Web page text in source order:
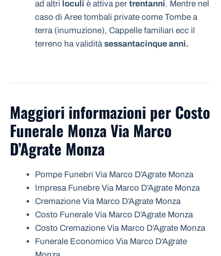
ad altri loculi è attiva per trentanni. Mentre nel
caso di Aree tombali private come Tombe a
terra (inumuzione), Cappelle familiari ecc il
terreno ha validità sessantacinque anni.
Maggiori informazioni per Costo
Funerale Monza Via Marco
D’Agrate Monza
Pompe Funebri Via Marco D’Agrate Monza
Impresa Funebre Via Marco D’Agrate Monza
Cremazione Via Marco D’Agrate Monza
Costo Funerale Via Marco D’Agrate Monza
Costo Cremazione Via Marco D’Agrate Monza
Funerale Economico Via Marco D’Agrate